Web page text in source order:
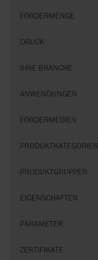
FÖRDERMENGE
DRUCK
IHRE BRANCHE
ANWENDUNGEN
FÖRDERMEDIEN
PRODUKTKATEGORIEN
PRODUKTGRUPPEN
EIGENSCHAFTEN
PARAMETER
ZERTIFIKATE